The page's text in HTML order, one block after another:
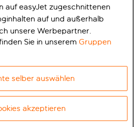
auf easyJet zugeschnittenen
auf und außerhalb
unsere Werbepartner.
Sie in unseremGruppen
selber auswählen
akzeptieren